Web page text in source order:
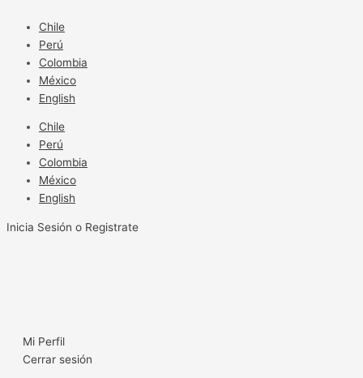
contenido
Chile
Perú
Colombia
México
English
Chile
Perú
Colombia
México
English
Inicia Sesión o Registrate
Mi Perfil
Cerrar sesión